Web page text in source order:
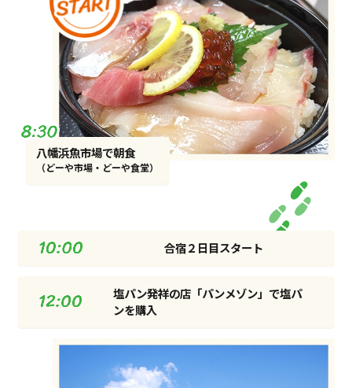
⼋幡浜⿂市場で朝⾷
（どーや市場・どーや⾷堂）
合宿２⽇⽬スタート
塩パン発祥の店「パンメゾン」で塩パ
ンを購⼊